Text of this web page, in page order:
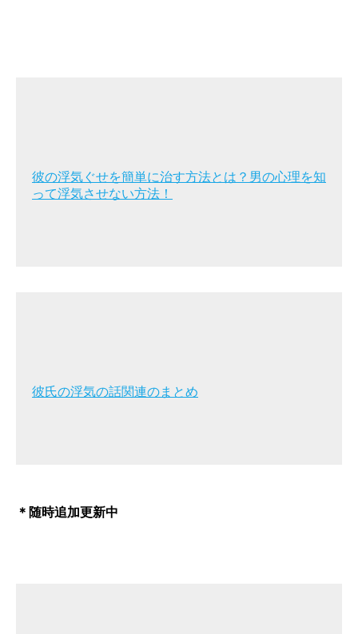
彼の浮気ぐせを簡単に治す方法とは？男の心理を知
って浮気させない方法！
彼氏の浮気の話関連のまとめ
＊随時追加更新中